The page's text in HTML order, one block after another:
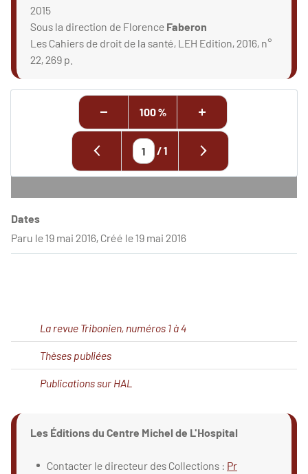
2015
Sous la direction de Florence Faberon
Les Cahiers de droit de la santé, LEH Edition, 2016, n°
22, 269 p.
100 %
/1
Dates
Paru le 19 mai 2016, Créé le 19 mai 2016
La revue Tribonien, numéros 1 à 4
Thèses publiées
Publications sur HAL
Les Éditions du Centre Michel de L'Hospital
Contacter le directeur des Collections : Pr